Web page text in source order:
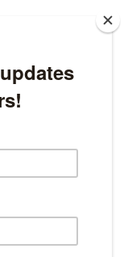
bare 8 uger